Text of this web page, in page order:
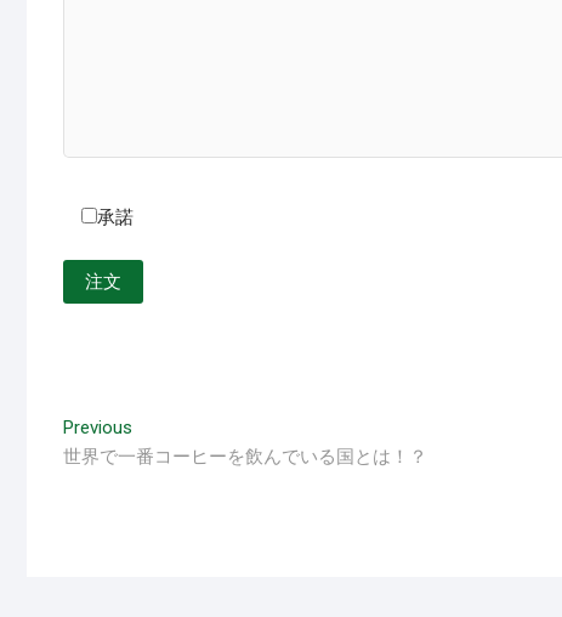
承諾
投
稿
Previous
post:
世界で一番コーヒーを飲んでいる国とは！？